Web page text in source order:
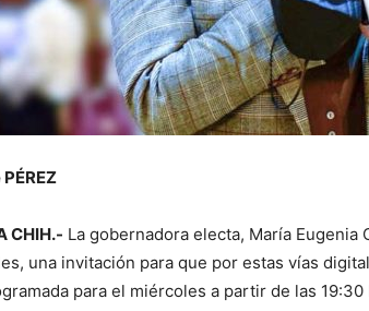
CHIH.- La gobernadora electa, María Eugenia
una invitación para que por estas vías
para el miércoles a partir de las 19:30